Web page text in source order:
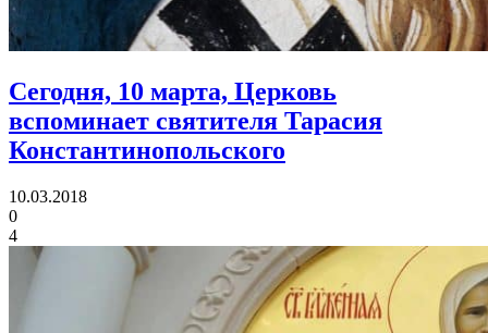
Сегодня, 10 марта, Церковь
вспоминает святителя Тарасия
Константинопольского
10.03.2018
0
4